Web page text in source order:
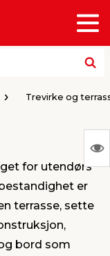
Meny
Trevirke og
for utendørs
er
terrasse, sette
bord som